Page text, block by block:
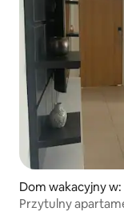
Dom wakacyjny
Przytulny